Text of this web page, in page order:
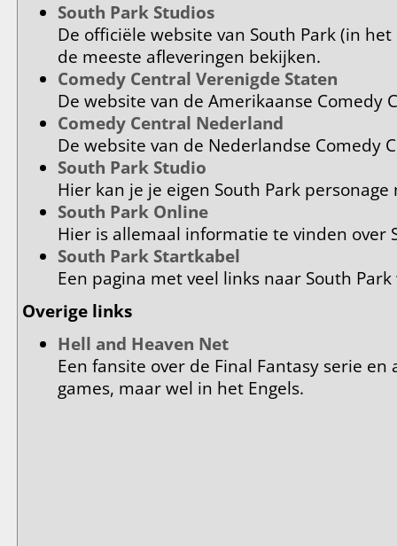
South Park Studios
De officiële website van South Park (in het
de meeste afleveringen bekijken.
Comedy Central Verenigde Staten
De website van de Amerikaanse Comedy
Comedy Central Nederland
De website van de Nederlandse Comedy
South Park Studio
Hier kan je je eigen South Park personage
South Park Online
Hier is allemaal informatie te vinden over
South Park Startkabel
Een pagina met veel links naar South
Overige links
Hell and Heaven Net
Een fansite over de Final Fantasy serie en
games, maar wel in het Engels.